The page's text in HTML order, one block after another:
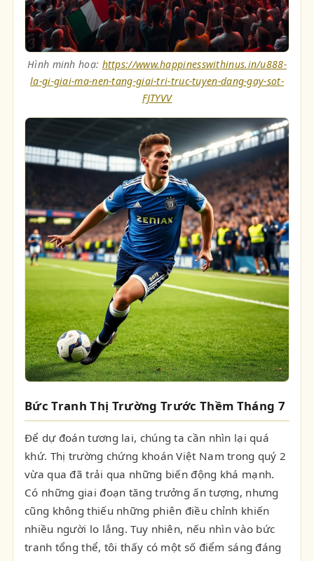
Hình minh hoạ: https://www.happinesswithinus.in/u888-
la-gi-giai-ma-nen-tang-giai-tri-truc-tuyen-dang-gay-sot-
FJTYVV
Bức Tranh Thị Trường Trước Thềm Tháng 7
Để dự đoán tương lai, chúng ta cần nhìn lại quá
khứ. Thị trường chứng khoán Việt Nam trong quý 2
vừa qua đã trải qua những biến động khá mạnh.
Có những giai đoạn tăng trưởng ấn tượng, nhưng
cũng không thiếu những phiên điều chỉnh khiến
nhiều người lo lắng. Tuy nhiên, nếu nhìn vào bức
tranh tổng thể, tôi thấy có một số điểm sáng đáng